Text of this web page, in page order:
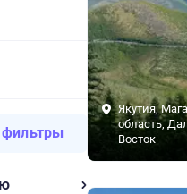
фильтры
Якутия,
область,
Восток